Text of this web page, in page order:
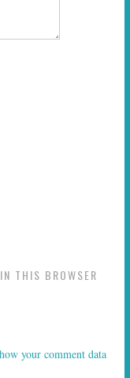
THIS BROWSER
your comment data